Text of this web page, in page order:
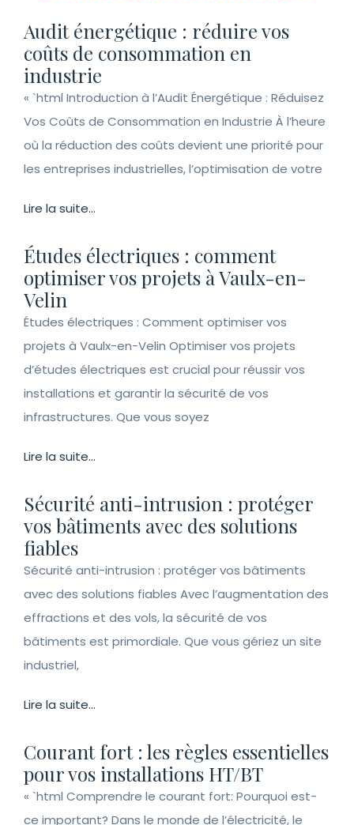
Audit énergétique : réduire vos
coûts de consommation en
industrie
« `html Introduction à l’Audit Énergétique : Réduisez
Vos Coûts de Consommation en Industrie À l’heure
où la réduction des coûts devient une priorité pour
les entreprises industrielles, l’optimisation de votre
Lire la suite...
Études électriques : comment
optimiser vos projets à Vaulx-en-
Velin
Études électriques : Comment optimiser vos
projets à Vaulx-en-Velin Optimiser vos projets
d’études électriques est crucial pour réussir vos
installations et garantir la sécurité de vos
infrastructures. Que vous soyez
Lire la suite...
Sécurité anti-intrusion : protéger
vos bâtiments avec des solutions
fiables
Sécurité anti-intrusion : protéger vos bâtiments
avec des solutions fiables Avec l’augmentation des
effractions et des vols, la sécurité de vos
bâtiments est primordiale. Que vous gériez un site
industriel,
Lire la suite...
Courant fort : les règles essentielles
pour vos installations HT/BT
« `html Comprendre le courant fort: Pourquoi est-
ce important? Dans le monde de l’électricité, le